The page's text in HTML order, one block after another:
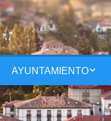
AYUNTAMIENTO